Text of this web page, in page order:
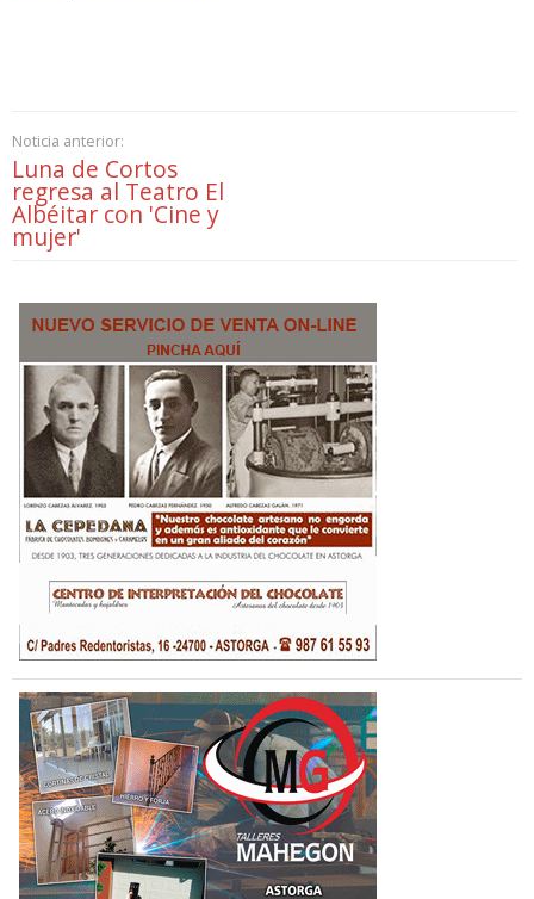
Noticia anterior:
Luna de Cortos
regresa al Teatro El
Albéitar con 'Cine y
mujer'